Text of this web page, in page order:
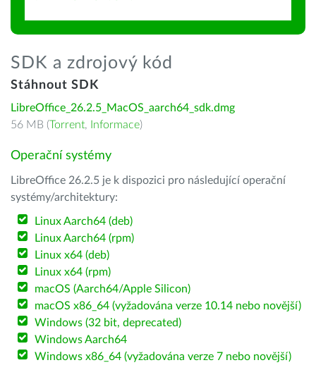
SDK a zdrojový kód
Stáhnout SDK
LibreOffice_26.2.5_MacOS_aarch64_sdk.dmg
56 MB (Torrent, Informace)
Operační systémy
LibreOffice 26.2.5 je k dispozici pro následující operační
systémy/architektury:
Linux Aarch64 (deb)
Linux Aarch64 (rpm)
Linux x64 (deb)
Linux x64 (rpm)
macOS (Aarch64/Apple Silicon)
macOS x86_64 (vyžadována verze 10.14 nebo novější)
Windows (32 bit, deprecated)
Windows Aarch64
Windows x86_64 (vyžadována verze 7 nebo novější)